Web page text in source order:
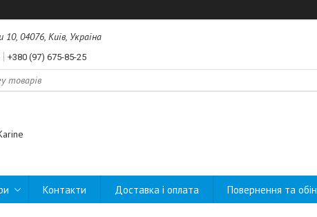
04076, Київ, Україна
+380 (97) 675-85-25
Контакти Доставка і оплата Повернення та обін